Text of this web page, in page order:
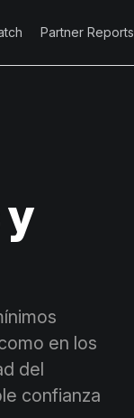
Partner Reports
en los
del
confianza